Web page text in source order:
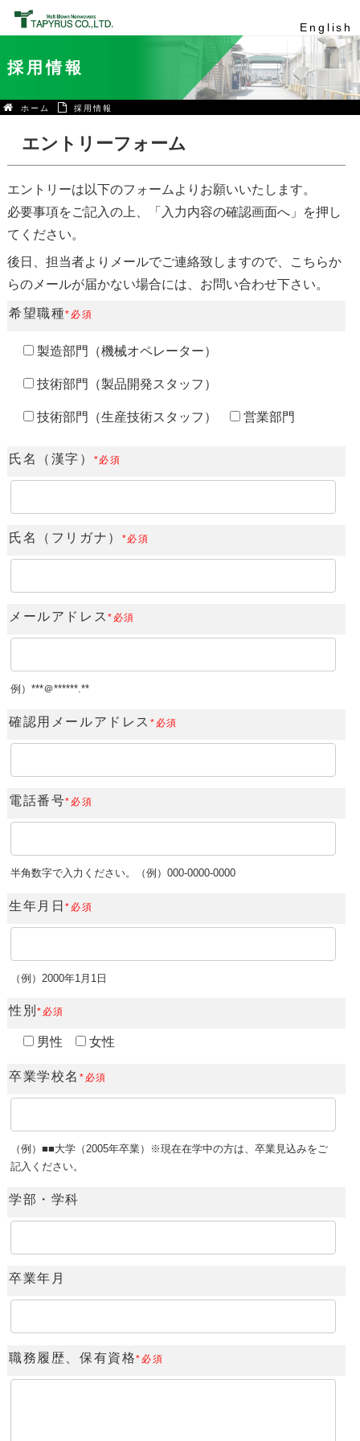
English
採用情報
ホーム 採用情報
エントリーフォーム
エントリーは以下のフォームよりお願いいたします。
必要事項をご記入の上、「入力内容の確認画面へ」を押し
てください。
後日、担当者よりメールでご連絡致しますので、こちらか
らのメールが届かない場合には、お問い合わせ下さい。
希望職種*必須
製造部門（機械オペレーター）
技術部門（製品開発スタッフ）
技術部門（生産技術スタッフ） 営業部門
氏名（漢字） *必須
氏名（フリガナ） *必須
メールアドレス*必須
例）***＠******.**
確認用メールアドレス *必須
電話番号*必須
半角数字で入力ください。（例）000-0000-0000
生年月日*必須
（例）2000年1月1日
性別*必須
男性 女性
卒業学校名 *必須
（例）■■大学（2005年卒業）※現在在学中の方は、卒業見込みをご
記入ください。
学部・学科
卒業年月
職務履歴、保有資格*必須